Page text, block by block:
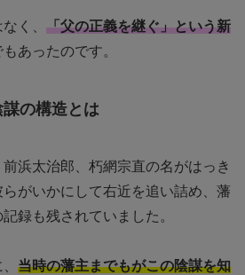
く、 「父の正義を継ぐ」という新
あったのです。
の構造とは
浜太治郎、朽網宗直の名がはっき
がいかにして右近を追い詰め、藩
録も残されていました。
当時の藩主までもがこの陰謀を知